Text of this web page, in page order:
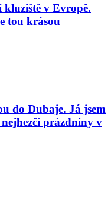
kluziště v Evropě.
tou krásou
do Dubaje. Já jsem
prázdniny v